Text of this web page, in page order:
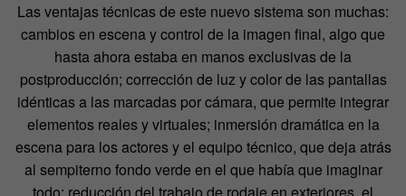
Las ventajas técnicas de este nuevo sistema son muchas:
cambios en escena y control de la imagen final, algo que
hasta ahora estaba en manos exclusivas de la
postproducción; corrección de luz y color de las pantallas
idénticas a las marcadas por cámara, que permite integrar
elementos reales y virtuales; inmersión dramática en la
escena para los actores y el equipo técnico, que deja atrás
al sempiterno fondo verde en el que había que imaginar